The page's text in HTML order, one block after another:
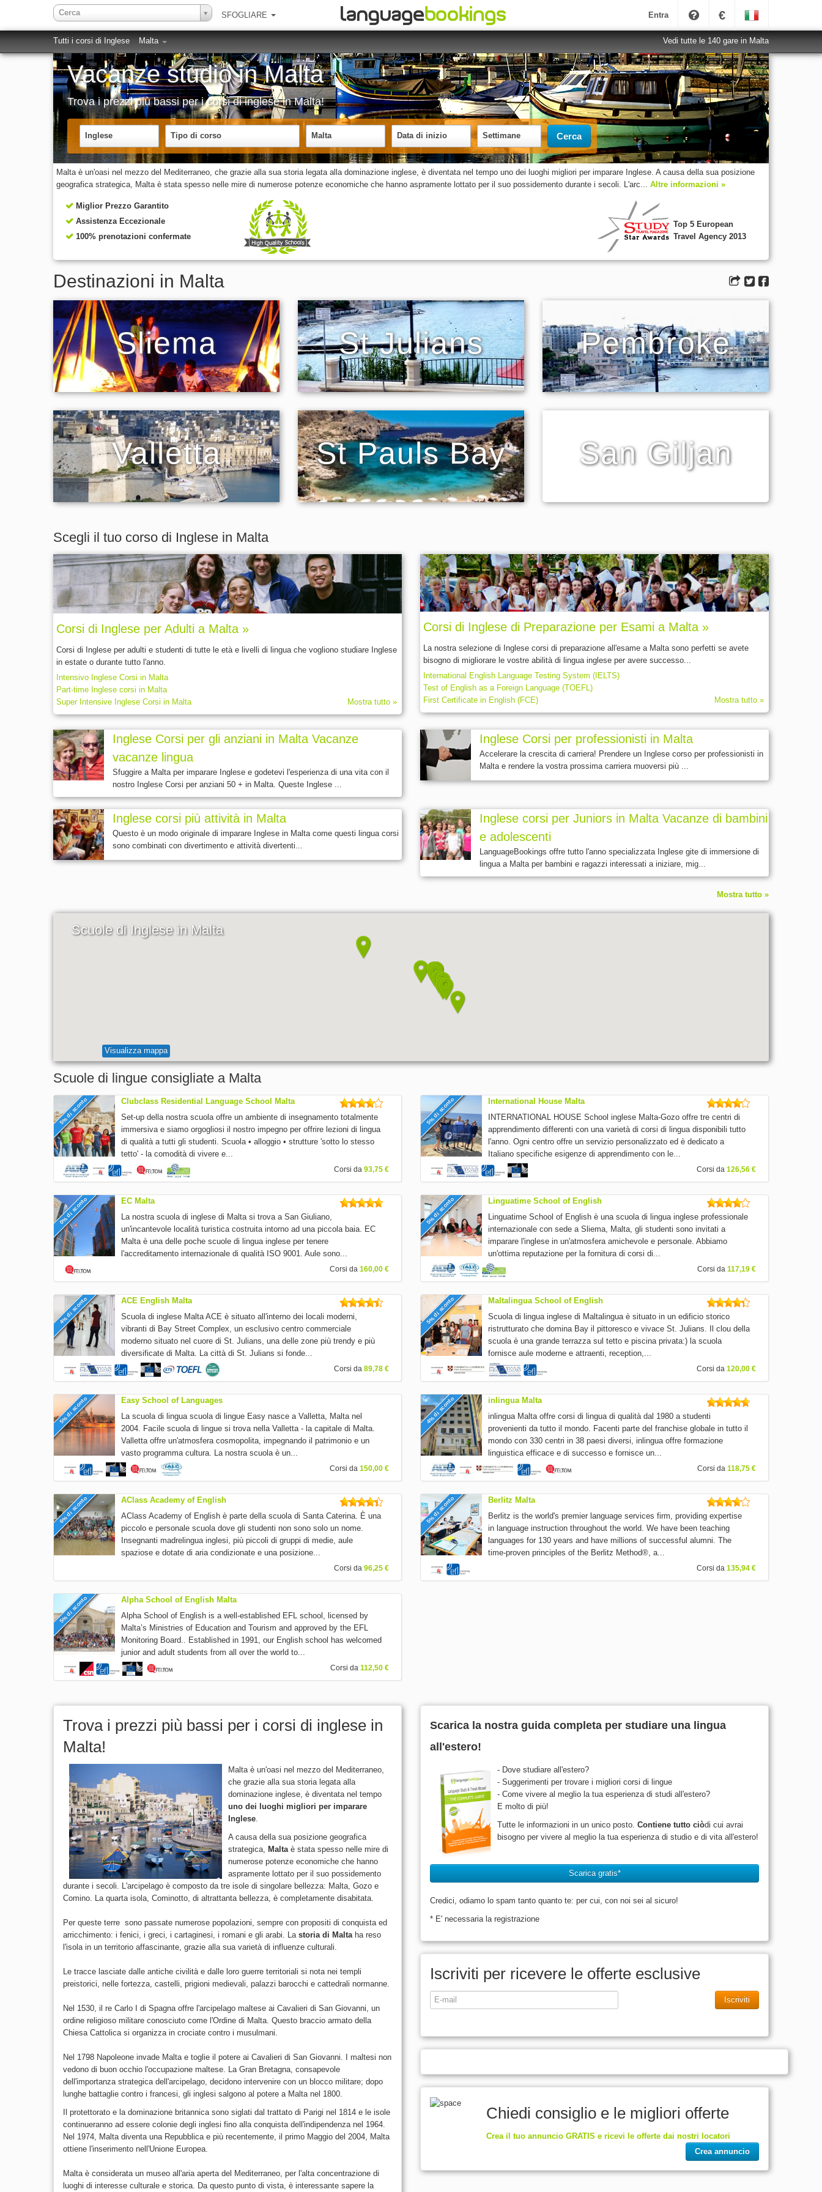
Cerca SFOGLIARE Entra €
Tutti i corsi di Inglese Malta Vedi tutte le 140 gare in Malta
Vacanze studio in Malta
Trova i prezzi più bassi per i corsi di inglese in Malta!
Inglese Tipo di corso Malta Data di inizio Settimane Cerca
Malta è un'oasi nel mezzo del Mediterraneo, che grazie alla sua storia legata alla dominazione inglese, è diventata nel tempo uno dei luoghi migliori per imparare Inglese. A causa della sua posizione
geografica strategica, Malta è stata spesso nelle mire di numerose potenze economiche che hanno aspramente lottato per il suo possidemento durante i secoli. L'arc... Altre informazioni »
Miglior Prezzo Garantito
Assistenza Eccezionale
100% prenotazioni confermate
Top 5 European
Travel Agency 2013
Destinazioni in Malta
Sliema St Julians Pembroke
Valletta St Pauls Bay San Giljan
Scegli il tuo corso di Inglese in Malta
Corsi di Inglese per Adulti a Malta »
Corsi di Inglese per adulti e studenti di tutte le età e livelli di lingua che vogliono studiare Inglese
in estate o durante tutto l'anno.
Intensivo Inglese Corsi in Malta
Part-time Inglese corsi in Malta
Super Intensive Inglese Corsi in Malta
Mostra tutto »
Corsi di Inglese di Preparazione per Esami a Malta »
La nostra selezione di Inglese corsi di preparazione all'esame a Malta sono perfetti se avete
bisogno di migliorare le vostre abilità di lingua inglese per avere successo...
International English Language Testing System (IELTS)
Test of English as a Foreign Language (TOEFL)
First Certificate in English (FCE)
Mostra tutto »
Inglese Corsi per gli anziani in Malta Vacanze
vacanze lingua
Sfuggire a Malta per imparare Inglese e godetevi l'esperienza di una vita con il
nostro Inglese Corsi per anziani 50 + in Malta. Queste Inglese ...
Inglese Corsi per professionisti in Malta
Accelerare la crescita di carriera! Prendere un Inglese corso per professionisti in
Malta e rendere la vostra prossima carriera muoversi più ...
Inglese corsi più attività in Malta
Questo è un modo originale di imparare Inglese in Malta come questi lingua corsi
sono combinati con divertimento e attività divertenti...
Inglese corsi per Juniors in Malta Vacanze di bambini
e adolescenti
LanguageBookings offre tutto l'anno specializzata Inglese gite di immersione di
lingua a Malta per bambini e ragazzi interessati a iniziare, mig...
Mostra tutto »
Scuole di Inglese in Malta
Visualizza mappa
Scuole di lingue consigliate a Malta
5% di sconto
Clubclass Residential Language School Malta
Set-up della nostra scuola offre un ambiente di insegnamento totalmente
immersiva e siamo orgogliosi il nostro impegno per offrire lezioni di lingua
di qualità a tutti gli studenti. Scuola • alloggio • strutture 'sotto lo stesso
tetto' - la comodità di vivere e...
Corsi da 93,75 €
5% di sconto
International House Malta
INTERNATIONAL HOUSE School inglese Malta-Gozo offre tre centri di
apprendimento differenti con una varietà di corsi di lingua disponibili tutto
l'anno. Ogni centro offre un servizio personalizzato ed è dedicato a
Italiano specifiche esigenze di apprendimento con le...
Corsi da 126,56 €
0% di sconto
EC Malta
La nostra scuola di inglese di Malta si trova a San Giuliano,
un'incantevole località turistica costruita intorno ad una piccola baia. EC
Malta è una delle poche scuole di lingua inglese per tenere
l'accreditamento internazionale di qualità ISO 9001. Aule sono...
Corsi da 160,00 €
5% di sconto
Linguatime School of English
Linguatime School of English è una scuola di lingua inglese professionale
internazionale con sede a Sliema, Malta, gli studenti sono invitati a
imparare l'inglese in un'atmosfera amichevole e personale. Abbiamo
un'ottima reputazione per la fornitura di corsi di...
Corsi da 117,19 €
4% di sconto
ACE English Malta
Scuola di inglese Malta ACE è situato all'interno dei locali moderni,
vibranti di Bay Street Complex, un esclusivo centro commerciale
moderno situato nel cuore di St. Julians, una delle zone più trendy e più
diversificate di Malta. La città di St. Julians si fonde...
Corsi da 89,78 €
5% di sconto
Maltalingua School of English
Scuola di lingua inglese di Maltalingua è situato in un edificio storico
ristrutturato che domina Bay il pittoresco e vivace St. Julians. Il clou della
scuola è una grande terrazza sul tetto e piscina privata:) la scuola
fornisce aule moderne e attraenti, reception,...
Corsi da 120,00 €
5% di sconto
Easy School of Languages
La scuola di lingua scuola di lingue Easy nasce a Valletta, Malta nel
2004. Facile scuola di lingue si trova nella Valletta - la capitale di Malta.
Valletta offre un'atmosfera cosmopolita, impegnando il patrimonio e un
vasto programma cultura. La nostra scuola è un...
Corsi da 150,00 €
4% di sconto
inlingua Malta
inlingua Malta offre corsi di lingua di qualità dal 1980 a studenti
provenienti da tutto il mondo. Facenti parte del franchise globale in tutto il
mondo con 330 centri in 38 paesi diversi, inlingua offre formazione
linguistica efficace e di successo e fornisce un...
Corsi da 118,75 €
6% di sconto
AClass Academy of English
AClass Academy of English è parte della scuola di Santa Caterina. È una
piccolo e personale scuola dove gli studenti non sono solo un nome.
Insegnanti madrelingua inglesi, più piccoli di gruppi di medie, aule
spaziose e dotate di aria condizionate e una posizione...
Corsi da 96,25 €
5% di sconto
Berlitz Malta
Berlitz is the world's premier language services firm, providing expertise
in language instruction throughout the world. We have been teaching
languages for 130 years and have millions of successful alumni. The
time-proven principles of the Berlitz Method®, a...
Corsi da 135,94 €
5% di sconto
Alpha School of English Malta
Alpha School of English is a well-established EFL school, licensed by
Malta’s Ministries of Education and Tourism and approved by the EFL
Monitoring Board.. Established in 1991, our English school has welcomed
junior and adult students from all over the world to...
Corsi da 112,50 €
Trova i prezzi più bassi per i corsi di inglese in
Malta!
Malta è un'oasi nel mezzo del Mediterraneo,
che grazie alla sua storia legata alla
dominazione inglese, è diventata nel tempo
uno dei luoghi migliori per imparare
Inglese.
A causa della sua posizione geografica
strategica, Maltaè stata spesso nelle mire di
numerose potenze economiche che hanno
aspramente lottato per il suo possidemento
durante i secoli. L'arcipelago è composto da tre isole di singolare bellezza: Malta, Gozo e
Comino. La quarta isola, Cominotto, di altrattanta bellezza, è completamente disabitata.
Per queste terre sono passate numerose popolazioni, sempre con propositi di conquista ed
arricchimento: i fenici, i greci, i cartaginesi, i romani e gli arabi. La storia di Maltaha reso
l'isola in un territorio affascinante, grazie alla sua varietà di influenze culturali.
Le tracce lasciate dalle antiche civilità e dalle loro guerre territoriali si nota nei templi
preistorici, nelle fortezza, castelli, prigioni medievali, palazzi barocchi e cattedrali normanne.
Nel 1530, il re Carlo I di Spagna offre l'arcipelago maltese ai Cavalieri di San Giovanni, un
ordine religioso militare conosciuto come l'Ordine di Malta. Questo braccio armato della
Chiesa Cattolica si organizza in crociate contro i musulmani.
Nel 1798 Napoleone invade Malta e toglie il potere ai Cavalieri di San Giovanni. I maltesi non
vedono di buon occhio l'occupazione maltese. La Gran Bretagna, consapevole
dell'importanza strategica dell'arcipelago, decidono intervenire con un blocco militare; dopo
lunghe battaglie contro i francesi, gli inglesi salgono al potere a Malta nel 1800.
Il protettorato e la dominazione britannica sono siglati dal trattato di Parigi nel 1814 e le isole
continueranno ad essere colonie degli inglesi fino alla conquista dell'indipendenza nel 1964.
Nel 1974, Malta diventa una Repubblica e più recentemente, il primo Maggio del 2004, Malta
ottiene l'inserimento nell'Unione Europea.
Malta è considerata un museo all'aria aperta del Mediterraneo, per l'alta concentrazione di
luoghi di interesse culturale e storica. Da questo punto di vista, è interessante sapere la
Scarica la nostra guida completa per studiare una lingua
all'estero!
- Dove studiare all'estero?
- Suggerimenti per trovare i migliori corsi di lingue
- Come vivere al meglio la tua esperienza di studi all'estero?
E molto di più!
Tutte le informazioni in un unico posto. Contiene tutto ciòdi cui avrai
bisogno per vivere al meglio la tua esperienza di studio e di vita all'estero!
Scarica gratis*
Credici, odiamo lo spam tanto quanto te: per cui, con noi sei al sicuro!
* E' necessaria la registrazione
Iscriviti per ricevere le offerte esclusive
Iscriviti
Chiedi consiglio e le migliori offerte
Crea il tuo annuncio GRATIS e ricevi le offerte dai nostri locatori
Crea annuncio